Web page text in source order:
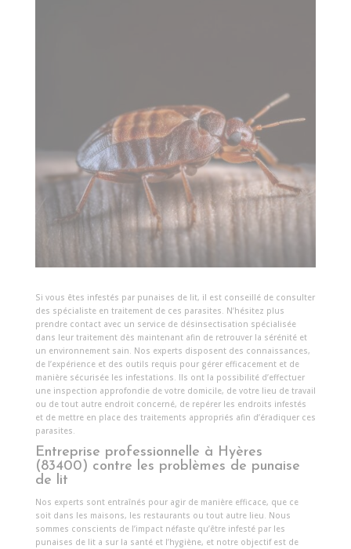
Si vous êtes infestés par punaises de lit, il est conseillé de consulter
des spécialiste en traitement de ces parasites. N’hésitez plus
prendre contact avec un service de désinsectisation spécialisée
dans leur traitement dès maintenant afin de retrouver la sérénité et
un environnement sain. Nos experts disposent des connaissances,
de l’expérience et des outils requis pour gérer efficacement et de
manière sécurisée les infestations. Ils ont la possibilité d’effectuer
une inspection approfondie de votre domicile, de votre lieu de travail
ou de tout autre endroit concerné, de repérer les endroits infestés
et de mettre en place des traitements appropriés afin d’éradiquer ces
parasites.
Entreprise professionnelle à Hyères
(83400) contre les problèmes de punaise
de lit
Nos experts sont entraînés pour agir de manière efficace, que ce
soit dans les maisons, les restaurants ou tout autre lieu. Nous
sommes conscients de l’impact néfaste qu’être infesté par les
punaises de lit a sur la santé et l’hygiène, et notre objectif est de